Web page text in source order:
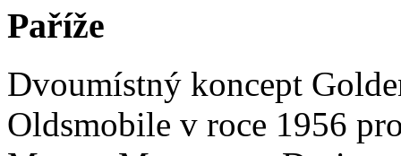
Paříže
Dvoumístný koncept
Oldsmobile v roce 1956